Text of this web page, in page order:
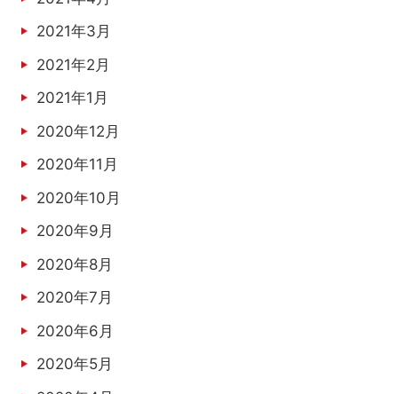
2021年3月
2021年2月
2021年1月
2020年12月
2020年11月
2020年10月
2020年9月
2020年8月
2020年7月
2020年6月
2020年5月